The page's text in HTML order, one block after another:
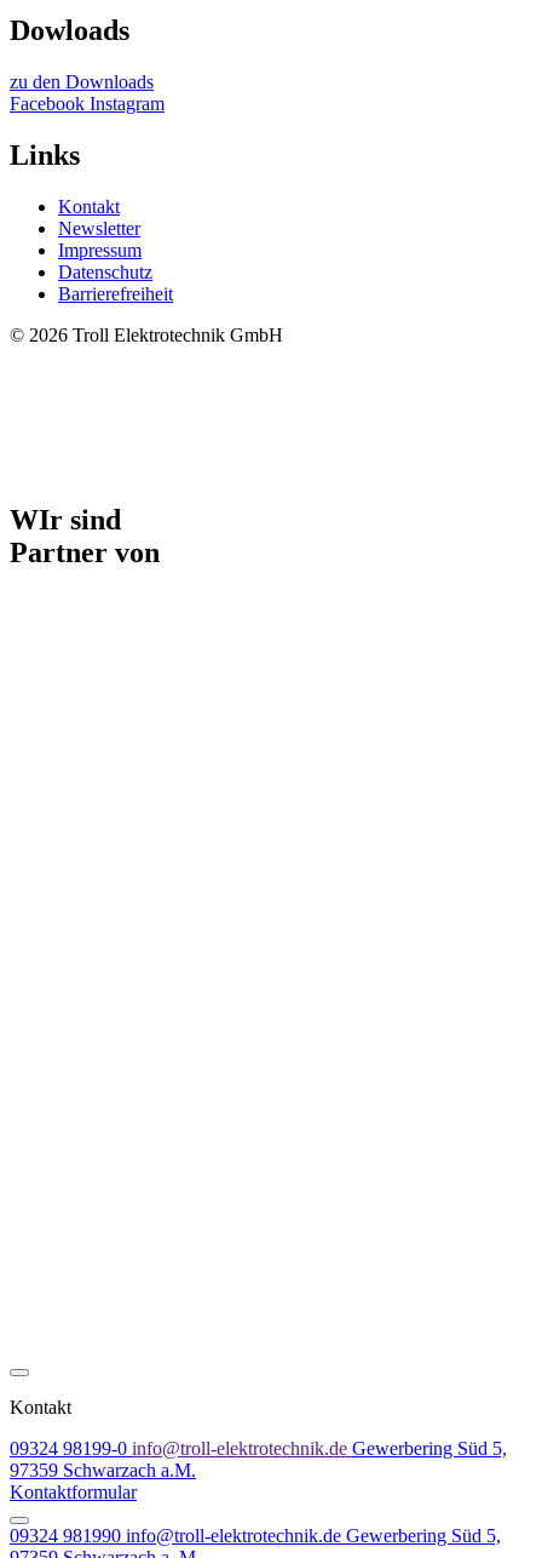
Dowloads
zu den Downloads
Facebook Instagram
Links
Kontakt
Newsletter
Impressum
Datenschutz
Barrierefreiheit
© 2026 Troll Elektrotechnik GmbH
WIr sind
Partner von
Kontakt
09324 98199-0 info@troll-elektrotechnik.de Gewerbering Süd 5,
97359 Schwarzach a.M.
Kontaktformular
09324 981990 info@troll-elektrotechnik.de Gewerbering Süd 5,